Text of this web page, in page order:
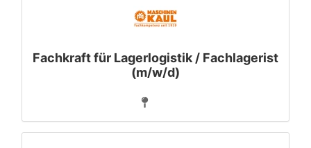
Fachkraft für Lagerlogistik / Fachlagerist
(m/w/d)